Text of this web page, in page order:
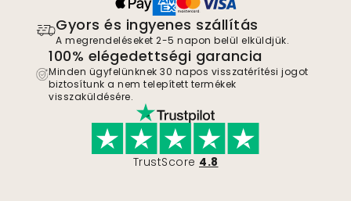
Gyors és ingyenes szállítás
A megrendeléseket 2-5 napon belül elküldjük.
100% elégedettségi garancia
Minden ügyfelünknek 30 napos visszatérítési jogot
biztosítunk a nem telepített termékek
visszaküldésére.
TrustScore 4.8